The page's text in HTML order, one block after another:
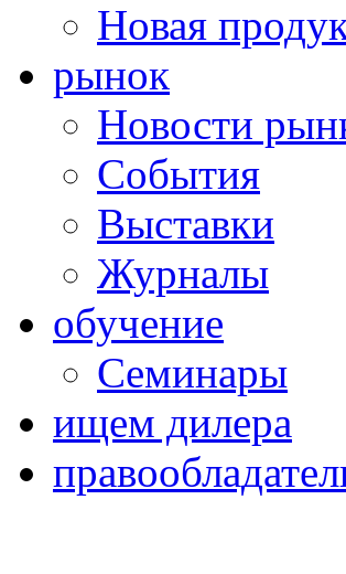
Новая
рынок
Новости
Cобытия
Выставки
Журналы
обучение
Семинары
ищем дилера